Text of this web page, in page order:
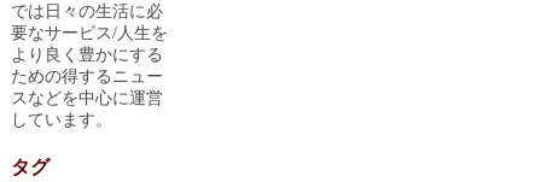
では日々の生活に必
要なサービス/人生を
より良く豊かにする
ための得するニュー
スなどを中心に運営
しています。
タグ